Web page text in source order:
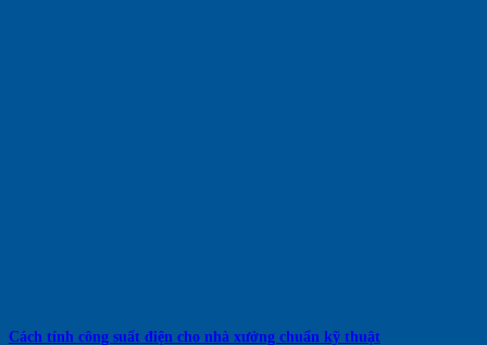
Cách tính công suất điện cho nhà xưởng chuẩn kỹ thuật